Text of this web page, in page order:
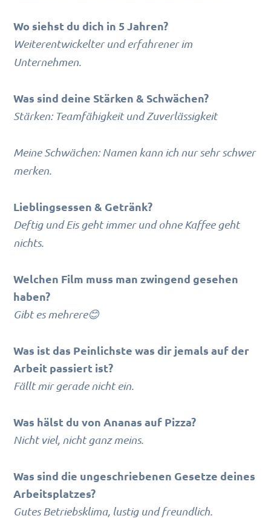
Wo siehst du dich in 5 Jahren?
Weiterentwickelter und erfahrener im
Unternehmen.
Was sind deine Stärken & Schwächen?
Stärken: Teamfähigkeit und Zuverlässigkeit
Meine Schwächen: Namen kann ich nur sehr schwer
merken.
Lieblingsessen & Getränk?
Deftig und Eis geht immer und ohne Kaffee geht
nichts.
Welchen Film muss man zwingend gesehen
haben?
Gibt es mehrere😊
Was ist das Peinlichste was dir jemals auf der
Arbeit passiert ist?
Fällt mir gerade nicht ein.
Was hälst du von Ananas auf Pizza?
Nicht viel, nicht ganz meins.
Was sind die ungeschriebenen Gesetze deines
Arbeitsplatzes?
Gutes Betriebsklima, lustig und freundlich.